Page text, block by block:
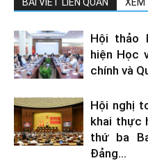
Hội thảo
hiện Học
chính và
Hội nghị
khai thực
thứ ba
Đảng...